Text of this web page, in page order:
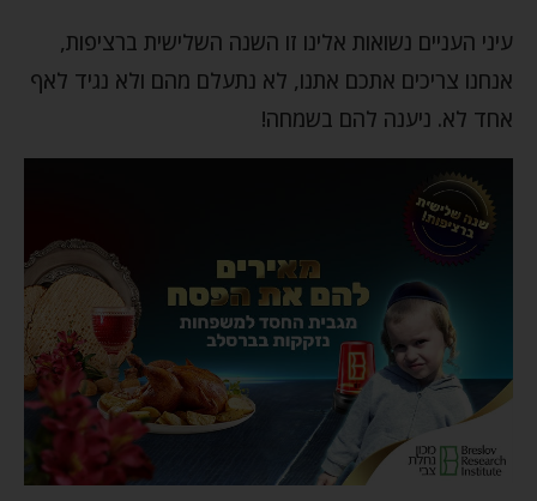
עיני העניים נשואות אלינו זו השנה השלישית ברציפות,
אנחנו צריכים אתכם אתנו, לא נתעלם מהם ולא נגיד לאף
אחד לא. ניענה להם בשמחה!